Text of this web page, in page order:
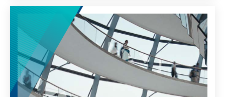
Rechtsstaatlichkeit. Sie alle habenunseren
großen Dank mehr als verdient.